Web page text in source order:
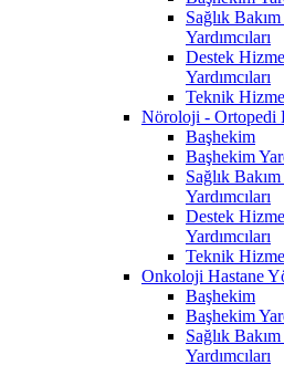
Sağlık
Yardımcıları
Destek
Yardımcıları
Teknik
Nöroloji - Ortopedi
Başhekim
Başhekim
Sağlık
Yardımcıları
Destek
Yardımcıları
Teknik
Onkoloji Hastane
Başhekim
Başhekim
Sağlık
Yardımcıları